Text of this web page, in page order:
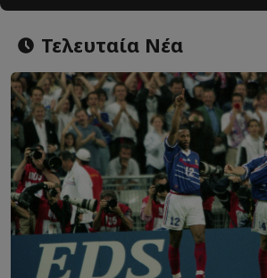
Τελευταία Νέα